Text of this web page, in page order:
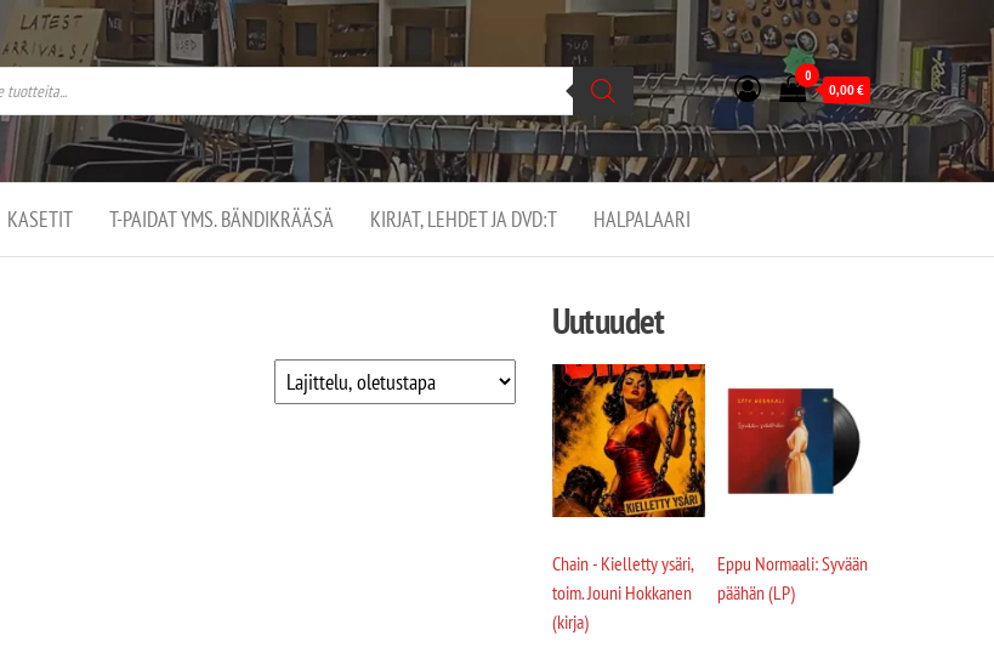
0
0,00€
KASETIT T-PAIDAT YMS. BÄNDIKRÄÄSÄ KIRJAT, LEHDET JA DVD:T HALPALAARI
Uutuudet
Chain - Kielletty ysäri,
toim. Jouni Hokkanen
(kirja)
Eppu Normaali: Syvään
päähän (LP)